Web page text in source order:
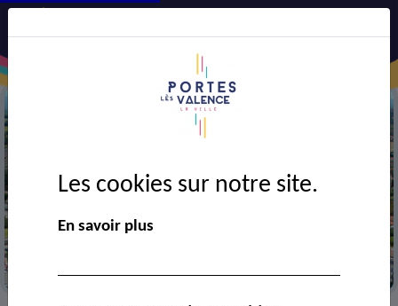
Les cookies sur notre site.
En savoir plus